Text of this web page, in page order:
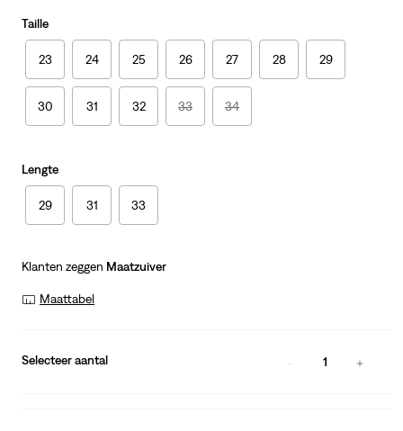
Taille
23 24 25 26 27 28 29
30 31 32 33 34
Lengte
29 31 33
Klanten zeggen Maatzuiver
Maattabel
Selecteer aantal 1